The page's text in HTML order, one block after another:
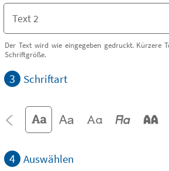
Der Text wird wie eingegeben gedruckt. Kürzere
Schriftgröße.
3 Schriftart
4 Auswählen